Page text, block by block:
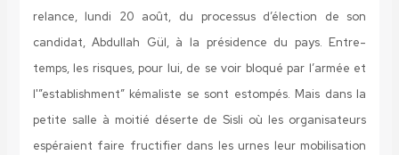
relance, lundi 20 août, du processus d’élection de son
candidat, Abdullah Gül, à la présidence du pays. Entre-
temps, les risques, pour lui, de se voir bloqué par l’armée et
l'”establishment” kémaliste se sont estompés. Mais dans la
petite salle à moitié déserte de Sisli où les organisateurs
espéraient faire fructifier dans les urnes leur mobilisation